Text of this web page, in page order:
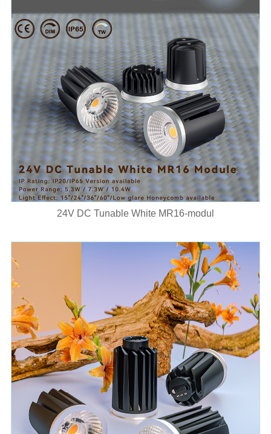
24V DC Tunable White MR16-modul